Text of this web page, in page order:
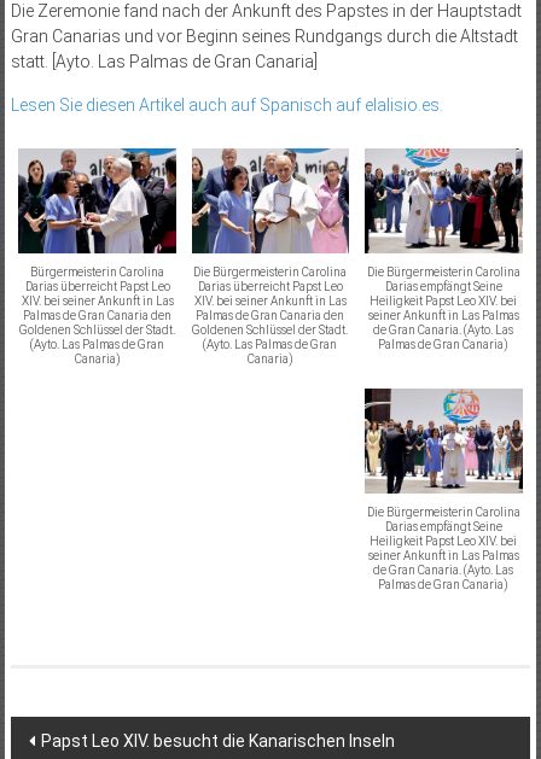
Die Zeremonie fand nach der Ankunft des Papstes in der Hauptstadt
Gran Canarias und vor Beginn seines Rundgangs durch die Altstadt
statt. [Ayto. Las Palmas de Gran Canaria]
Lesen Sie diesen Artikel auch auf Spanisch auf elalisio.es.
Bürgermeisterin Carolina
Darias überreicht Papst Leo
XIV. bei seiner Ankunft in Las
Palmas de Gran Canaria den
Goldenen Schlüssel der Stadt.
(Ayto. Las Palmas de Gran
Canaria)
Die Bürgermeisterin Carolina
Darias überreicht Papst Leo
XIV. bei seiner Ankunft in Las
Palmas de Gran Canaria den
Goldenen Schlüssel der Stadt.
(Ayto. Las Palmas de Gran
Canaria)
Die Bürgermeisterin Carolina
Darias empfängt Seine
Heiligkeit Papst Leo XIV. bei
seiner Ankunft in Las Palmas
de Gran Canaria. (Ayto. Las
Palmas de Gran Canaria)
Die Bürgermeisterin Carolina
Darias empfängt Seine
Heiligkeit Papst Leo XIV. bei
seiner Ankunft in Las Palmas
de Gran Canaria. (Ayto. Las
Palmas de Gran Canaria)
Beitragsnavigation
Papst Leo XIV. besucht die Kanarischen Inseln